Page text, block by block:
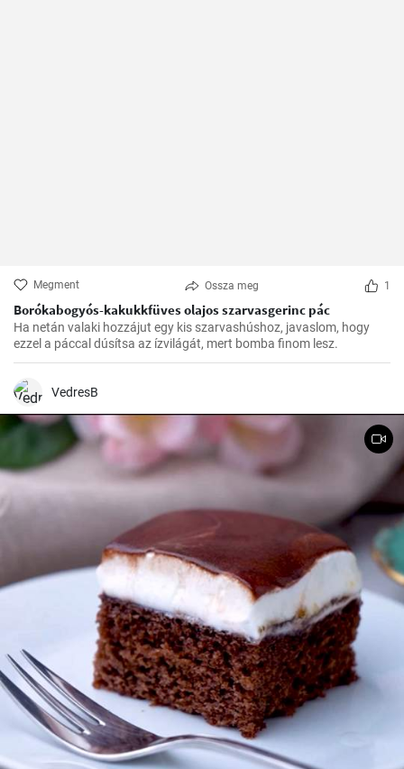
Megment Ossza meg 1
Borókabogyós-kakukkfüves olajos szarvasgerinc pác
Ha netán valaki hozzájut egy kis szarvashúshoz, javaslom, hogy
ezzel a páccal dúsítsa az ízvilágát, mert bomba finom lesz.
VedresB